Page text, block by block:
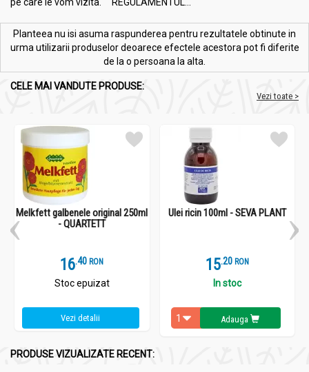
Planteea nu isi asuma raspunderea pentru rezultatele obtinute in
urma utilizarii produselor deoarece efectele acestora pot fi diferite
de la o persoana la alta.
CELE MAI VANDUTE PRODUSE:
Vezi toate >
Melkfett galbenele original 250ml
- QUARTETT
16.4 RON
Stoc epuizat
Vezi detalii
Ulei ricin 100ml - SEVA PLANT
15.2 RON
In stoc
Adauga
PRODUSE VIZUALIZATE RECENT: